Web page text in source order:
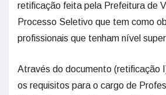
retificação feita pela Prefeitura de
Processo Seletivo que tem como
profissionais que tenham nível
Através do documento (retificação
os requisitos para o cargo de